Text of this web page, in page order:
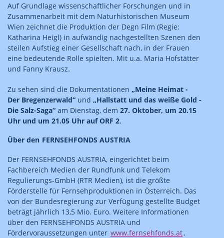
Auf Grundlage wissenschaftlicher Forschungen und in
Zusammenarbeit mit dem Naturhistorischen Museum
Wien zeichnet die Produktion der Degn Film (Regie:
Katharina Heigl) in aufwändig nachgestellten Szenen den
steilen Aufstieg einer Gesellschaft nach, in der Frauen
eine bedeutende Rolle spielten. Mit u.a. Maria Hofstätter
und Fanny Krausz.
Zu sehen sind die Dokumentationen „Meine Heimat -
Der Bregenzerwald“ und „Hallstatt und das weiße Gold -
Die Salz-Saga“ am Dienstag, dem 27. Oktober, um 20.15
Uhr und um 21.05 Uhr auf ORF 2.
Über den FERNSEHFONDS AUSTRIA
Der FERNSEHFONDS AUSTRIA, eingerichtet beim
Fachbereich Medien der Rundfunk und Telekom
Regulierungs-GmbH (RTR Medien), ist die größte
Förderstelle für Fernsehproduktionen in Österreich. Das
von der Bundesregierung zur Verfügung gestellte Budget
beträgt jährlich 13,5 Mio. Euro. Weitere Informationen
über den FERNSEHFONDS AUSTRIA und
Fördervoraussetzungen unter www.fernsehfonds.at.